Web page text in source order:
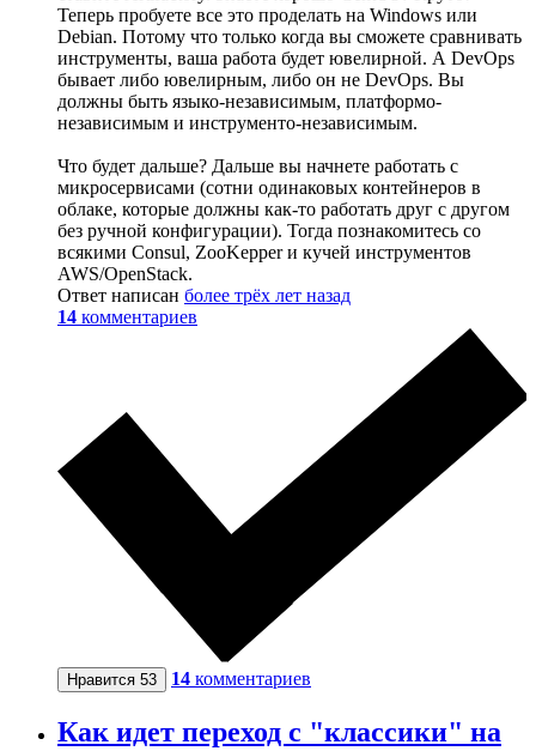
Теперь пробуете все это проделать на Windows или
Debian. Потому что только когда вы сможете сравнивать
инструменты, ваша работа будет ювелирной. А DevOps
бывает либо ювелирным, либо он не DevOps. Вы
должны быть языко-независимым, платформо-
независимым и инструменто-независимым.
Что будет дальше? Дальше вы начнете работать с
микросервисами (сотни одинаковых контейнеров в
облаке, которые должны как-то работать друг с другом
без ручной конфигурации). Тогда познакомитесь со
всякими Consul, ZooKepper и кучей инструментов
AWS/OpenStack.
Ответ написан более трёх лет назад
14 комментариев
Нравится 53 14 комментариев
Как идет переход с "классики" на